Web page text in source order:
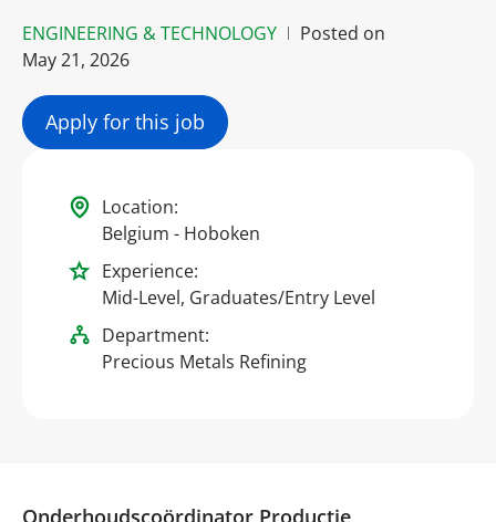
ENGINEERING & TECHNOLOGY
Posted on
May 21, 2026
Apply for this job
Location:
Belgium - Hoboken
Experience:
Mid-Level, Graduates/Entry Level
Department:
Precious Metals Refining
Onderhoudscoördinator Productie